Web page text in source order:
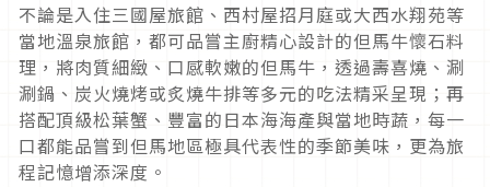
不論是入住三國屋旅館、西村屋招月庭或大西水翔苑等
當地溫泉旅館，都可品嘗主廚精心設計的但馬牛懷石料
理，將肉質細緻、口感軟嫩的但馬牛，透過壽喜燒、涮
涮鍋、炭火燒烤或炙燒牛排等多元的吃法精采呈現；再
搭配頂級松葉蟹、豐富的日本海海產與當地時蔬，每一
口都能品嘗到但馬地區極具代表性的季節美味，更為旅
程記憶增添深度。